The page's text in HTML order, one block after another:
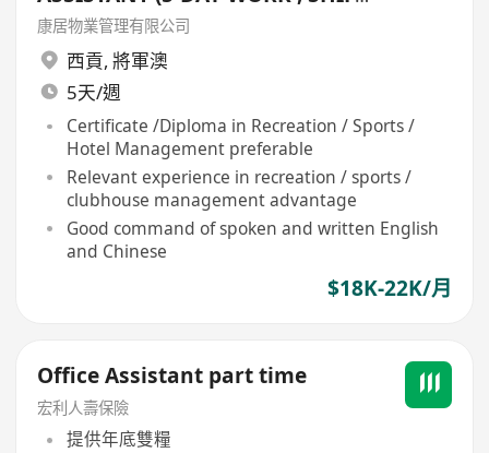
DUTY) - TSEUNG KWAN O
康居物業管理有限公司
西貢, 將軍澳
5天/週
Certificate /Diploma in Recreation / Sports /
Hotel Management preferable
Relevant experience in recreation / sports /
clubhouse management advantage
Good command of spoken and written English
and Chinese
$18K-22K/月
Office Assistant part time
宏利人壽保險
提供年底雙糧